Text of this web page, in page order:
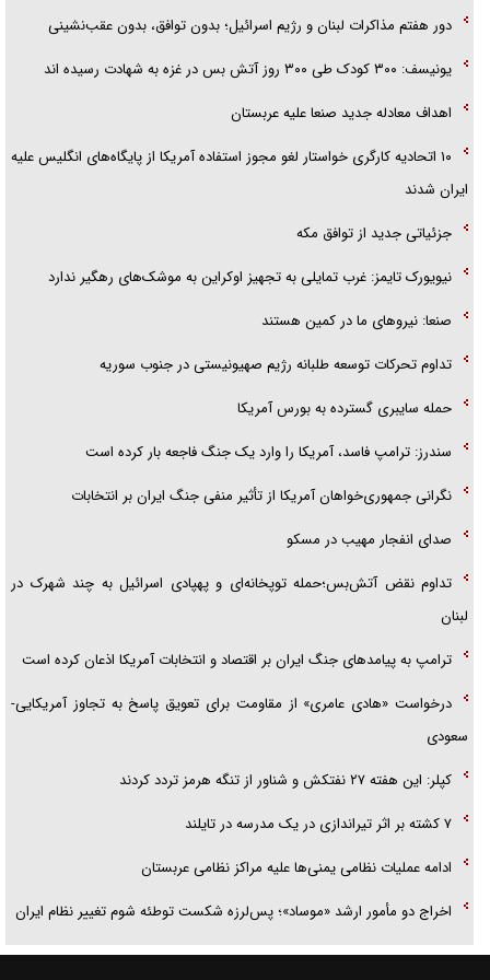
گزارش «جوان» از قوانین سخت‌گیرانه ۶ قاره در برابر یورش به پاسگاه‌های
دور هفتم مذاکرات لبنان و رژیم اسرائیل؛ بدون توافق، بدون عقب‌نشینی
یونیسف: ۳۰۰ کودک طی ۳۰۰ روز آتش بس در غزه به شهادت رسیده اند
اهداف معادله جدید صنعا علیه عربستان
۱۰ اتحادیه کارگری خواستار لغو مجوز استفاده آمریکا از پایگاه‌های انگلیس علیه
ایران شدند
جزئیاتی جدید از توافق مکه
نیویورک تایمز: غرب تمایلی به تجهیز اوکراین به موشک‌های رهگیر ندارد
صنعا: نیروهای ما در کمین‌ هستند
تداوم تحرکات توسعه طلبانه رژیم صهیونیستی در جنوب سوریه
حمله سایبری گسترده به بورس آمریکا
سندرز: ترامپ فاسد، آمریکا را وارد یک جنگ فاجعه بار کرده است
نگرانی جمهوری‌خواهان آمریکا از تأثیر منفی جنگ ایران بر انتخابات
صدای انفجار مهیب در مسکو
تداوم نقض آتش‌بس؛حمله توپخانه‌ای و پهپادی اسرائیل به چند شهرک در
لبنان
ترامپ به پیامدهای جنگ ایران بر اقتصاد و انتخابات آمریکا اذعان کرده است
درخواست «هادی عامری» از مقاومت برای تعویق پاسخ به تجاوز آمریکایی-
سعودی
کپلر: این هفته ۲۷ نفتکش و شناور از تنگه هرمز تردد کردند
۷ کشته بر اثر تیراندازی در یک مدرسه در تایلند
ادامه عملیات نظامی یمنی‌ها علیه مراکز نظامی عربستان
اخراج دو مأمور ارشد «موساد»؛ پس‌لرزه شکست توطئه شوم تغییر نظام ایران